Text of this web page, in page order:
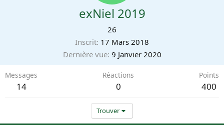
exNiel 2019
26
Inscrit 17 Mars 2018
Dernière vue 9 Janvier 2020
Messages
14
Réactions
0
Points
400
Trouver